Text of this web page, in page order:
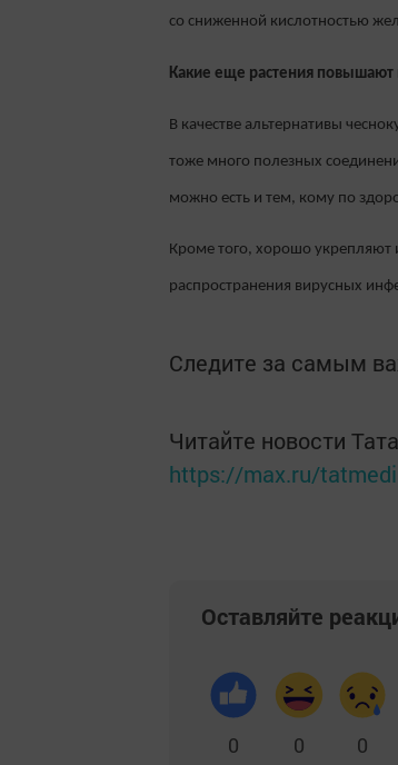
со сниженной кислотностью
Какие еще растения
В качестве альтернативы
тоже много полезных
можно есть и тем, кому по
Кроме того, хорошо укрепляют
распространения вирусных
Следите за самым
Читайте новости
https://max.ru/
Оставляйте
0 0 0